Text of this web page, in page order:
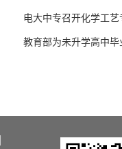
电大中专召开化学工
教育部为未升学高中